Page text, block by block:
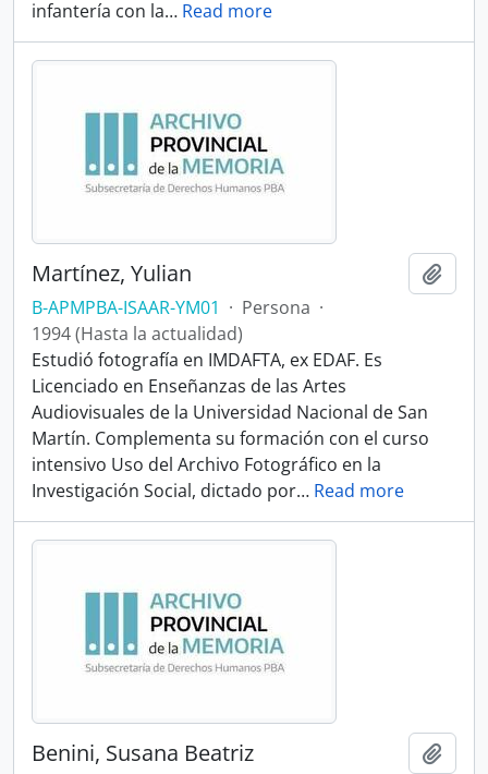
infantería con la… Read more
Martínez, Yulian
B-APMPBA-ISAAR-YM01 · Persona ·
1994 (Hasta la actualidad)
Estudió fotografía en IMDAFTA, ex EDAF. Es
Licenciado en Enseñanzas de las Artes
Audiovisuales de la Universidad Nacional de San
Martín. Complementa su formación con el curso
intensivo Uso del Archivo Fotográfico en la
Investigación Social, dictado por… Read more
Benini, Susana Beatriz